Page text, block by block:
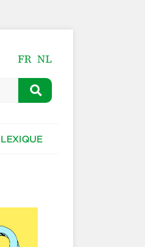
FR NL
LEXIQUE